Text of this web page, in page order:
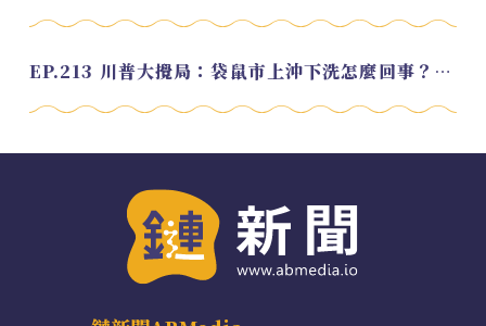
EP.213 川普大攪局：袋鼠市上沖下洗怎麼回事？feat. Alvin